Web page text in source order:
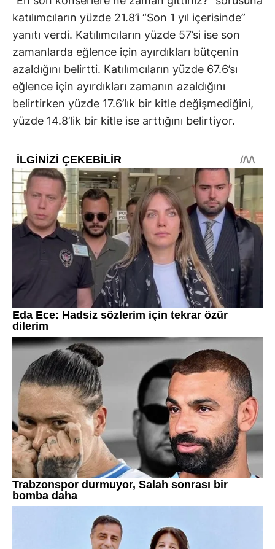
katılımcıların yüzde 21.8’i “Son 1 yıl içerisinde”
yanıtı verdi. Katılımcıların yüzde 57’si ise son
zamanlarda eğlence için ayırdıkları bütçenin
azaldığını belirtti. Katılımcıların yüzde 67.6’sı
eğlence için ayırdıkları zamanın azaldığını
belirtirken yüzde 17.6’lık bir kitle değişmediğini,
yüzde 14.8’lik bir kitle ise arttığını belirtiyor.